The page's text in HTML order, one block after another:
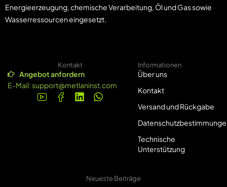
Energieerzeugung, chemische Verarbeitung, Öl und Gas sowie
Wasserressourcen eingesetzt.
Kontakt
Angebot anfordern
E-Mail:support@metlaninst.com
Informationen
Über uns
Kontakt
Versand und Rückgabe
Technische
Unterstützung
Neueste Beiträge